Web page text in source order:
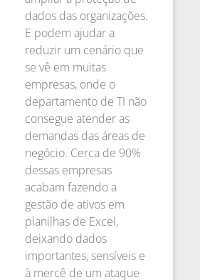
dados das organizações.
E podem ajudar a
reduzir um cenário que
se vê em muitas
empresas, onde o
departamento de TI não
consegue atender as
demandas das áreas de
negócio. Cerca de 90%
dessas empresas
acabam fazendo a
gestão de ativos em
planilhas de Excel,
deixando dados
importantes, sensíveis e
à mercê de um ataque